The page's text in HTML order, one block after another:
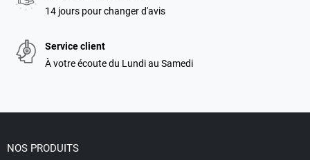
14 jours pour changer d'avis
Service client
À votre écoute du Lundi au Samedi
NOS PRODUITS